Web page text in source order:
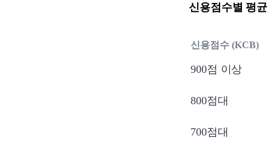
신용점수별 평균
신용점수 (KCB)
900점 이상
800점대
700점대